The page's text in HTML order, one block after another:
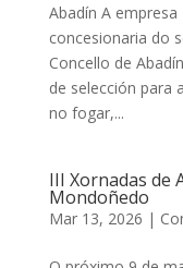
Abadín A
concesionaria do
Concello de
de selección para
no fogar,...
III Xornadas de
Mondoñedo
Mar 13, 2026 |